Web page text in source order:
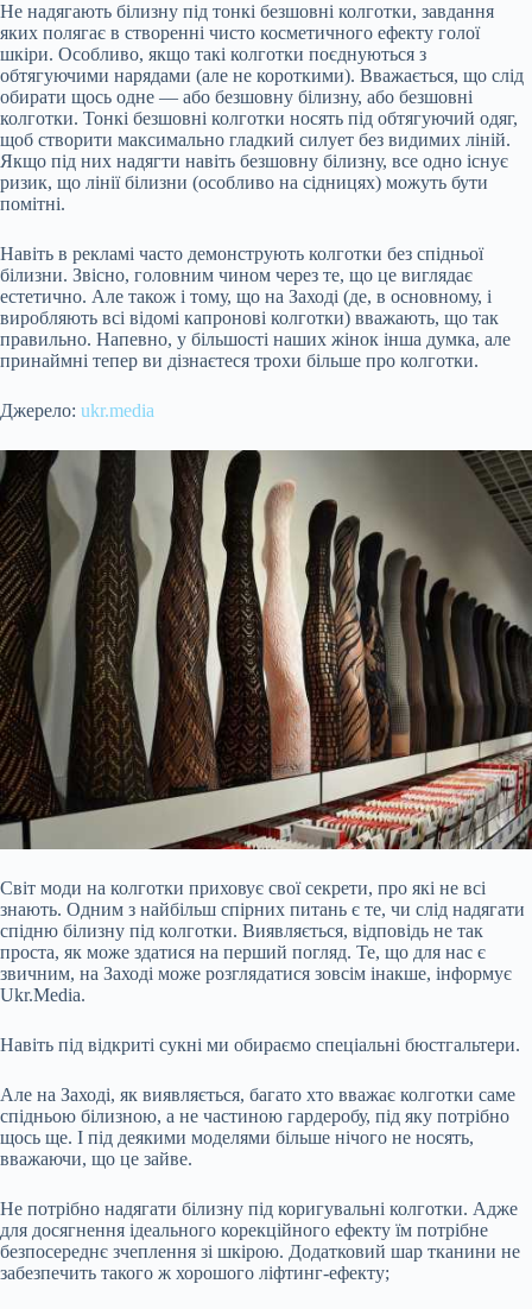
Не надягають білизну під тонкі безшовні колготки, завдання
яких полягає в створенні чисто косметичного ефекту голої
шкіри. Особливо, якщо такі колготки поєднуються з
обтягуючими нарядами (але не короткими). Вважається, що слід
обирати щось одне — або безшовну білизну, або безшовні
колготки. Тонкі безшовні колготки носять під обтягуючий одяг,
щоб створити максимально гладкий силует без видимих ліній.
Якщо під них надягти навіть безшовну білизну, все одно існує
ризик, що лінії білизни (особливо на сідницях) можуть бути
помітні.
Навіть в рекламі часто демонструють колготки без спідньої
білизни. Звісно, головним чином через те, що це виглядає
естетично. Але також і тому, що на Заході (де, в основному, і
виробляють всі відомі капронові колготки) вважають, що так
правильно. Напевно, у більшості наших жінок інша думка, але
принаймні тепер ви дізнаєтеся трохи більше про колготки.
Джерело: ukr.media
Світ моди на колготки приховує свої секрети, про які не всі
знають. Одним з найбільш спірних питань є те, чи слід надягати
спідню білизну під колготки. Виявляється, відповідь не так
проста, як може здатися на перший погляд. Те, що для нас є
звичним, на Заході може розглядатися зовсім інакше, інформує
Ukr.Media.
Навіть під відкриті сукні ми обираємо спеціальні бюстгальтери.
Але на Заході, як виявляється, багато хто вважає колготки саме
спідньою білизною, а не частиною гардеробу, під яку потрібно
щось ще. І під деякими моделями більше нічого не носять,
вважаючи, що це зайве.
Не потрібно надягати білизну під коригувальні колготки. Адже
для досягнення ідеального корекційного ефекту їм потрібне
безпосереднє зчеплення зі шкірою. Додатковий шар тканини не
забезпечить такого ж хорошого ліфтинг-ефекту;